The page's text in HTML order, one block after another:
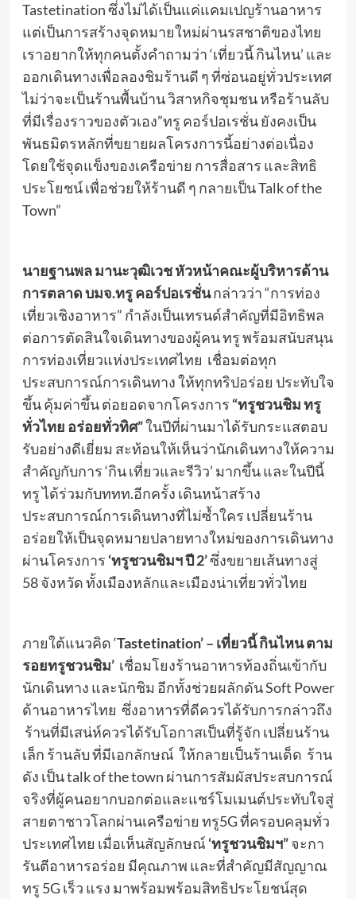
Tastetination ซึ่งไม่ได้เป็นแค่แคมเปญร้านอาหาร
แต่เป็นการสร้างจุดหมายใหม่ผ่านรสชาติของไทย
เราอยากให้ทุกคนตั้งคำถามว่า ‘เที่ยวนี้ กินไหน’ และ
ออกเดินทางเพื่อลองชิมร้านดี ๆ ที่ซ่อนอยู่ทั่วประเทศ
ไม่ว่าจะเป็นร้านพื้นบ้าน วิสาหกิจชุมชน หรือร้านลับ
ที่มีเรื่องราวของตัวเอง”ทรู คอร์ปอเรชั่น ยังคงเป็น
พันธมิตรหลักที่ขยายผลโครงการนี้อย่างต่อเนื่อง
โดยใช้จุดแข็งของเครือข่าย การสื่อสาร และสิทธิ
ประโยชน์ เพื่อช่วยให้ร้านดี ๆ กลายเป็น Talk of the
Town”
นายฐานพล มานะวุฒิเวช หัวหน้าคณะผู้บริหารด้าน
การตลาด บมจ.ทรู คอร์ปอเรชั่นกล่าวว่า “การท่อง
เที่ยวเชิงอาหาร” กำลังเป็นเทรนด์สำคัญที่มีอิทธิพล
ต่อการตัดสินใจเดินทางของผู้คน ทรู พร้อมสนับสนุน
การท่องเที่ยวแห่งประเทศไทย เชื่อมต่อทุก
ประสบการณ์การเดินทาง ให้ทุกทริปอร่อย ประทับใจ
ขึ้น คุ้มค่าขึ้น ต่อยอดจากโครงการ “ทรูชวนชิม ทรู
ทั่วไทย อร่อยทั่วทิศ”ในปีที่ผ่านมาได้รับกระแสตอบ
รับอย่างดีเยี่ยม สะท้อนให้เห็นว่านักเดินทางให้ความ
สำคัญกับการ ‘กิน เที่ยวและรีวิว’ มากขึ้น และในปีนี้
ทรู ได้ร่วมกับททท.อีกครั้ง เดินหน้าสร้าง
ประสบการณ์การเดินทางที่ไม่ซ้ำใคร เปลี่ยนร้าน
อร่อยให้เป็นจุดหมายปลายทางใหม่ของการเดินทาง
ผ่านโครงการ ‘ทรูชวนชิมฯ ปี2’ซึ่งขยายเส้นทางสู่
58 จังหวัด ทั้งเมืองหลักและเมืองน่าเที่ยวทั่วไทย
ภายใต้แนวคิด ‘Tastetination’ – เที่ยวนี้ กินไหน ตาม
รอยทรูชวนชิม’ เชื่อมโยงร้านอาหารท้องถิ่นเข้ากับ
นักเดินทาง และนักชิม อีกทั้งช่วยผลักดัน Soft Power
ด้านอาหารไทย ซึ่งอาหารที่ดีควรได้รับการกล่าวถึง
ร้านที่มีเสน่ห์ควรได้รับโอกาสเป็นที่รู้จัก เปลี่ยนร้าน
เล็ก ร้านลับ ที่มีเอกลักษณ์ ให้กลายเป็นร้านเด็ด ร้าน
ดัง เป็น talk of the town ผ่านการสัมผัสประสบการณ์
จริงที่ผู้คนอยากบอกต่อและแชร์โมเมนต์ประทับใจสู่
สายตาชาวโลกผ่านเครือข่าย ทรู5G ที่ครอบคลุมทั่ว
ประเทศไทย เมื่อเห็นสัญลักษณ์ ‘ทรูชวนชิมฯ”จะกา
รันตีอาหารอร่อย มีคุณภาพ และที่สำคัญมีสัญญาณ
ทรู 5G เร็ว แรง มาพร้อมพร้อมสิทธิประโยชน์สุด